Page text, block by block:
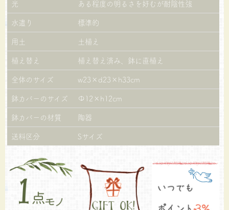
光
ある程度の明るさを好むが耐陰性強
水遣り
標準的
用土
土植え
植え替え
植え替え済み、鉢に直植え
全体のサイズ
w23×d23×h33cm
鉢カバーのサイズ
Φ12×h12cm
鉢カバーの材質
陶器
送料区分
Sサイズ